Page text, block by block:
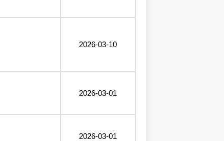
2026-03-10
2026-03-01
2026-03-01